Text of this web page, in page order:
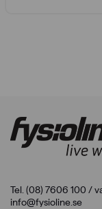
Tel. (08) 7606 100 /
info@fysioline.se